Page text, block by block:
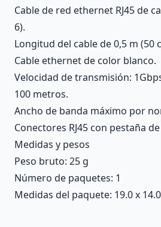
Cable de red ethernet RJ45 de
6).
Longitud del cable de 0,5 m (50
Cable ethernet de color blanco.
Velocidad de transmisión:
100 metros.
Ancho de banda máximo por
Conectores RJ45 con pestaña
Medidas y pesos
Peso bruto: 25 g
Número de paquetes: 1
Medidas del paquete: 19.0 x